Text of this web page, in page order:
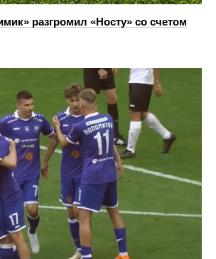
разгромил «Носту» со счетом